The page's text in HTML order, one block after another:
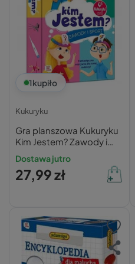
1kupiło
Kukuryku
Gra planszowa Kukuryku
Kim Jestem? Zawody i
Sporty
Dostawa jutro
27,99 zł